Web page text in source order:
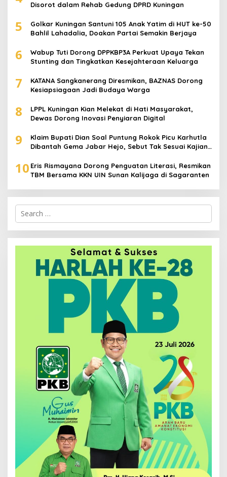
Disorot dalam Rehab Gedung DPRD Kuningan
5
Golkar Kuningan Santuni 105 Anak Yatim di HUT ke-50
Bahlil Lahadalia, Doakan Partai Semakin Berjaya
6
Wabup Tuti Dorong DPPKBP3A Perkuat Upaya Tekan
Stunting dan Tingkatkan Kesejahteraan Keluarga
7
KATANA Sangkanerang Diresmikan, BAZNAS Dorong
Kesiapsiagaan Jadi Budaya Warga
8
LPPL Kuningan Kian Melekat di Hati Masyarakat,
Dewas Dorong Inovasi Penyiaran Digital
9
Klaim Bupati Dian Soal Puntung Rokok Picu Karhutla
Dibantah Gema Jabar Hejo, Sebut Tak Sesuai Kajian
10 Eris Rismayana Dorong Penguatan Literasi, Resmikan
TBM Bersama KKN UIN Sunan Kalijaga di Sagaranten
Search
for: